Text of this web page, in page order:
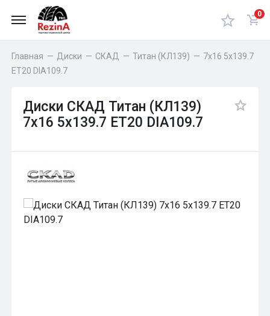
0
Главная — Диски — СКАД — Титан (КЛ139) — 7x16 5x139.7
ET20 DIA109.7
Диски СКАД Титан (КЛ139)
7x16 5x139.7 ET20 DIA109.7